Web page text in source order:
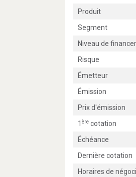
Produit
Segment
Niveau de
Risque
Émetteur
Émission
Prix d'émission
1 ère cotation
Échéance
Dernière cotation
Horaires de